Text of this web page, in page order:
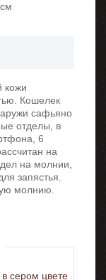
кожи
Кошелек
сафьяно
отделы, в
6
на
на молнии,
запястья.
молнию.
сером цвете